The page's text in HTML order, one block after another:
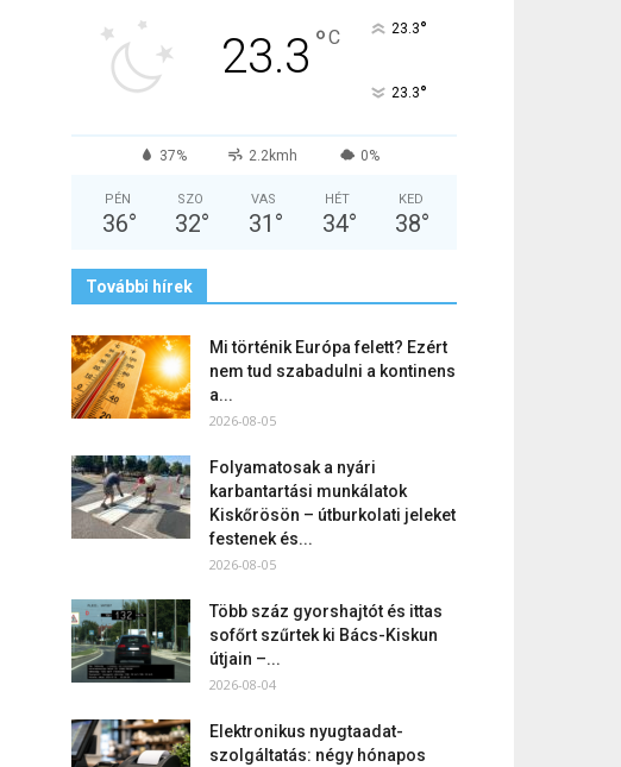
23.3 °C 23.3°
23.3°
37% 2.2kmh 0%
PÉN
36°
SZO
32°
VAS
31 °
HÉT
34°
KED
38°
További hírek
Mi történik Európa felett? Ezért
nem tud szabadulni a kontinens
a...
2026-08-05
Folyamatosak a nyári
karbantartási munkálatok
Kiskőrösön – útburkolati jeleket
festenek és...
2026-08-05
Több száz gyorshajtót és ittas
sofőrt szűrtek ki Bács-Kiskun
útjain –...
2026-08-04
Elektronikus nyugtaadat-
szolgáltatás: négy hónapos